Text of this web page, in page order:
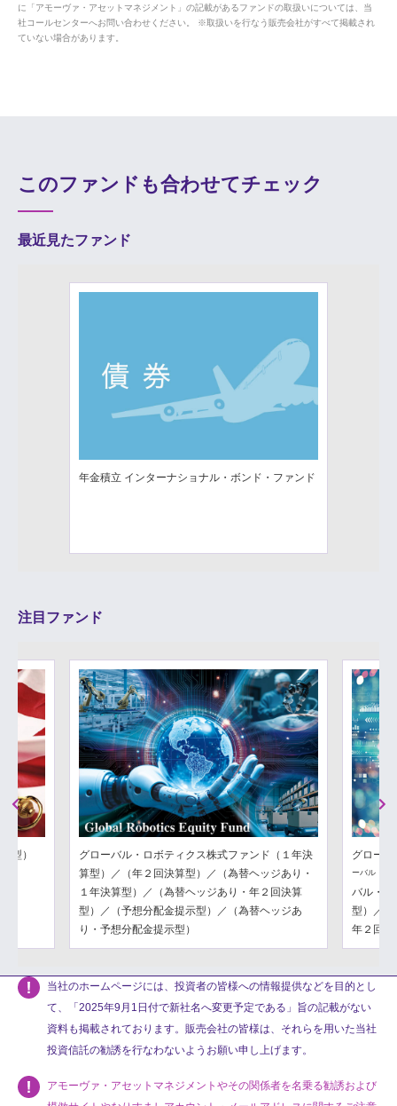
に「アモーヴァ・アセットマネジメント」の記載があるファンドの取扱いについては、当
社コールセンターへお問い合わせください。 ※取扱いを行なう販売会社がすべて掲載され
ていない場合があります。
このファンドも合わせてチェック
最近見たファンド
年金積立 インターナショナル・ボンド・ファンド
注目ファンド
Previous
型）
グローバル・ロボティクス株式ファンド（１年決
算型）／（年２回決算型）／（為替ヘッジあり・
１年決算型）／（為替ヘッジあり・年２回決算
型）／（予想分配金提示型）／（為替ヘッジあ
り・予想分配金提示型）
グロー
ーバル・フ
バル・フ
型）／（
年２回決
Next
当社のホームページには、投資者の皆様への情報提供などを目的とし
て、「2025年9月1日付で新社名へ変更予定である」旨の記載がない
資料も掲載されております。販売会社の皆様は、それらを用いた当社
投資信託の勧誘を行なわないようお願い申し上げます。
アモーヴァ・アセットマネジメントやその関係者を名乗る勧誘および